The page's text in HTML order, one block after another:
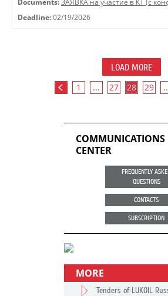
Documents: ЗАЯВКА на участие в КТ (с
Deadline: 02/19/2026
LOAD MORE
1 ... 27 28 29
COMMUNICATIONS
CENTER
FREQUENTLY
QUESTIONS
CONTACTS
SUBSCRIPTION
MORE
Tenders of LUKOIL